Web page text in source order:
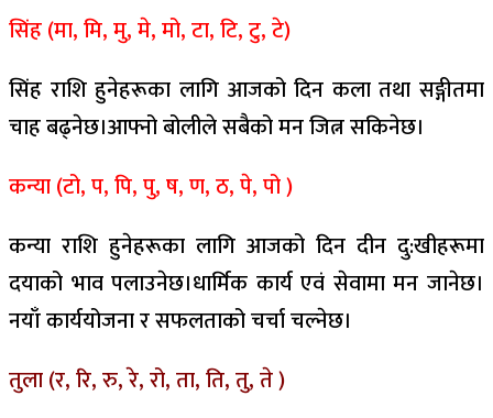
सिंह (मा, मि, मु, मे, मो, टा, टि, टु, टे)
सिंह राशि हुनेहरूका लागि आजको दिन कला तथा सङ्गीतमा
चाह बढ्नेछ।आफ्नो बोलीले सबैको मन जित्न सकिनेछ।
कन्या (टो, प, पि, पु, ष, ण, ठ, पे, पो )
कन्या राशि हुनेहरूका लागि आजको दिन दीन दु:खीहरूमा
दयाको भाव पलाउनेछ।धार्मिक कार्य एवं सेवामा मन जानेछ।
नयाँ कार्ययोजना र सफलताको चर्चा चल्नेछ।
तुला (र, रि, रु, रे, रो, ता, ति, तु, ते )